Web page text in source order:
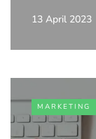
13 April 2023
MARKETING